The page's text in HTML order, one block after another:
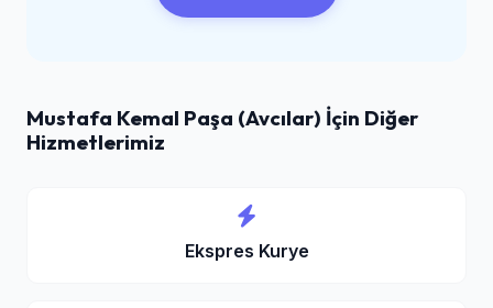
Mustafa Kemal Paşa (Avcılar) İçin Diğer
Hizmetlerimiz
Ekspres Kurye